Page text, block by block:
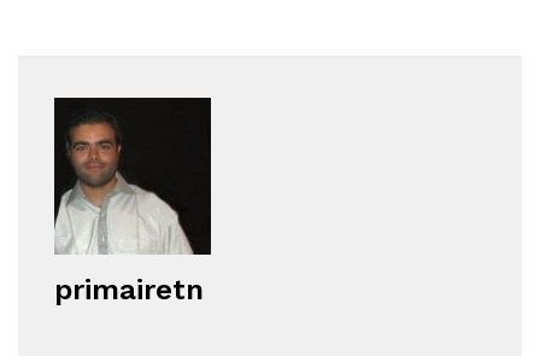
primairetn